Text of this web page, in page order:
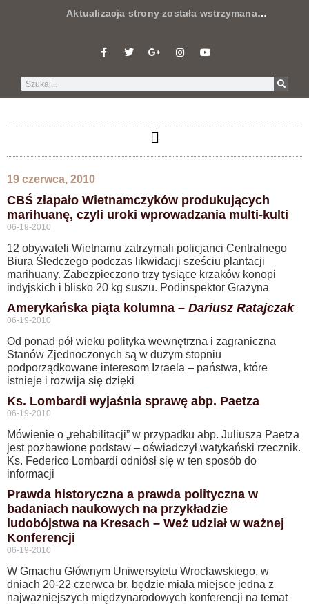
Aktualizacja strony została wstrzymana…
19 czerwca, 2010
CBŚ złapało Wietnamczyków produkujących
marihuanę, czyli uroki wprowadzania multi-kulti
06-19-2010
12 obywateli Wietnamu zatrzymali policjanci Centralnego
Biura Śledczego podczas likwidacji sześciu plantacji
marihuany. Zabezpieczono trzy tysiące krzaków konopi
indyjskich i blisko 20 kg suszu. Podinspektor Grażyna
Amerykańska piąta kolumna – Dariusz Ratajczak
06-19-2010
Od ponad pół wieku polityka wewnętrzna i zagraniczna
Stanów Zjednoczonych są w dużym stopniu
podporządkowane interesom Izraela – państwa, które
istnieje i rozwija się dzięki
Ks. Lombardi wyjaśnia sprawę abp. Paetza
06-19-2010
Mówienie o „rehabilitacji” w przypadku abp. Juliusza Paetza
jest pozbawione podstaw – oświadczył watykański rzecznik.
Ks. Federico Lombardi odniósł się w ten sposób do
informacji
Prawda historyczna a prawda polityczna w
badaniach naukowych na przykładzie
ludobójstwa na Kresach – Weź udział w ważnej
Konferencji
06-19-2010
W Gmachu Głównym Uniwersytetu Wrocławskiego, w
dniach 20-22 czerwca br. będzie miała miejsce jedna z
najważniejszych międzynarodowych konferencji na temat